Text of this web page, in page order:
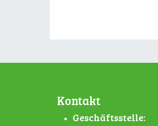
Kontakt
Geschäftsstelle: